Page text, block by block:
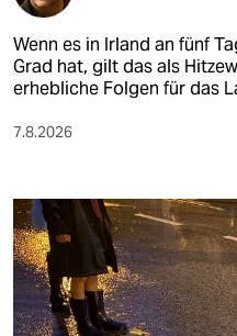
Wenn es in Irland an fünf
Grad hat, gilt das als
erhebliche Folgen für das
7.8.2026